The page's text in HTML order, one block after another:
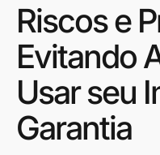
Riscos e
Evitando
Usar seu
Garantia